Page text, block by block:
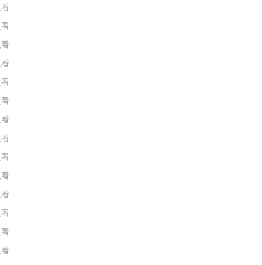
看
看
看
看
看
看
看
看
看
看
看
看
看
看